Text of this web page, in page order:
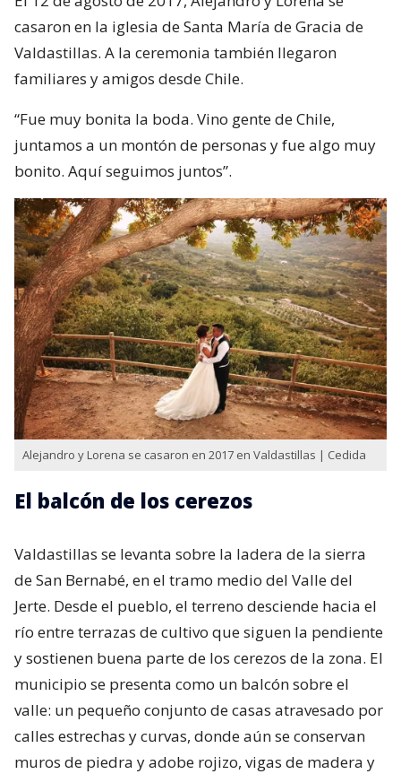
casaron en la iglesia de Santa María de Gracia de
Valdastillas. A la ceremonia también llegaron
familiares y amigos desde Chile.
“Fue muy bonita la boda. Vino gente de Chile,
juntamos a un montón de personas y fue algo muy
bonito. Aquí seguimos juntos”.
Alejandro y Lorena se casaron en 2017 en Valdastillas | Cedida
El balcón de los cerezos
Valdastillas se levanta sobre la ladera de la sierra
de San Bernabé, en el tramo medio del Valle del
Jerte. Desde el pueblo, el terreno desciende hacia el
río entre terrazas de cultivo que siguen la pendiente
y sostienen buena parte de los cerezos de la zona. El
municipio se presenta como un balcón sobre el
valle: un pequeño conjunto de casas atravesado por
calles estrechas y curvas, donde aún se conservan
muros de piedra y adobe rojizo, vigas de madera y